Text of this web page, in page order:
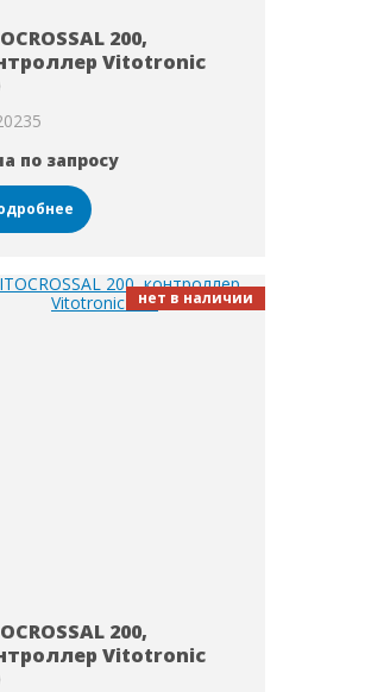
200,
Vitotronic
по запросу
нет в наличии
200,
Vitotronic